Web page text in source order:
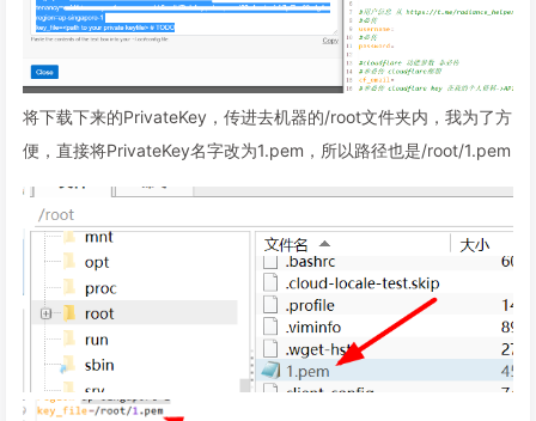
将下载下来的PrivateKey，传进去机器的/root文件夹内，我为了方
便，直接将PrivateKey名字改为1.pem，所以路径也是/root/1.pem